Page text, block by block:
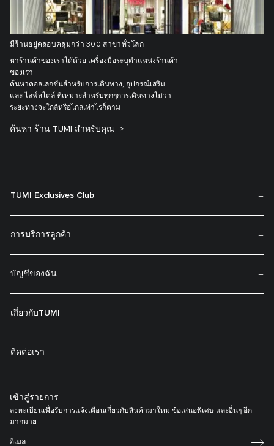
มีร้านอยู่คลอบคลุมกว่า 300 สาขาทั่วโลก
หาร้านค้าของเราได้ด้วย เครื่องมือระบุตำแหน่งร้านค้า
ของเรา
ค้นหาคอลเลกชั่นสำหรับการเดินทาง, อุปกรณ์เสริม
และ ไลฟ์สไตล์ ที่เหมาะสำหรับทุกๆการเดินทางไม่ว่า
ระยะทางจะใกล้หรือไกลเท่าไรก็ตาม
ค้นหา ร้าน TUMI สำหรับคุณ
TUMI Exclusives Club
การบริการลูกค้า
บัญชีของฉัน
เกี่ยวกับTUMI
ติดต่อเรา
เข้าสู่รายการ
ลงทะเบียนเพื่อรับการแจ้งเตือนเกี่ยวกับสินค้ามาใหม่ ข้อเสนอพิเศษ และอื่นๆ อีก
มากมาย